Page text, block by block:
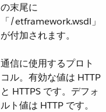
の末尾に
「/etframework.wsdl」
が付加されます。
通信に使用するプロト
コル。有効な値は HTTP
と HTTPS です。デフォ
ルト値は HTTP です。